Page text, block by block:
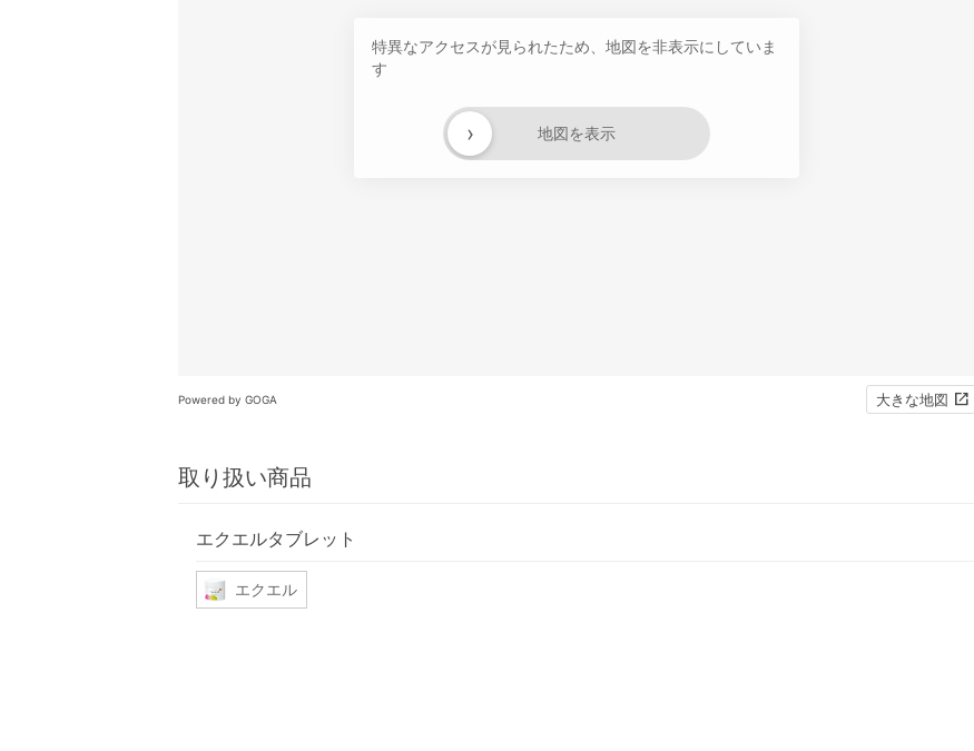
特異なアクセスが見られたため、地図を非表示にしていま
す
地図を表示
›
Powered by GOGA 大きな地図
取り扱い商品
エクエルタブレット
エクエル